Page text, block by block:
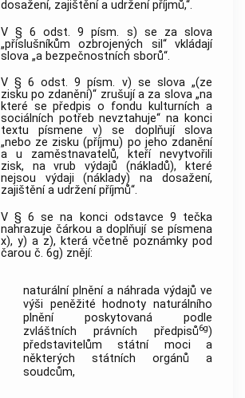
dosažení, zajištění a udržení příjmů,“.
V § 6 odst. 9 písm. s) se za slova
„příslušníkům ozbrojených sil“ vkládají
slova „a bezpečnostních sborů“.
V § 6 odst. 9 písm. v) se slova „(ze
zisku po zdanění)“ zrušují a za slova „na
které se předpis o fondu kulturních a
sociálních potřeb nevztahuje“ na konci
textu písmene v) se doplňují slova
„nebo ze zisku (příjmu) po jeho zdanění
a u zaměstnavatelů, kteří nevytvořili
zisk, na vrub výdajů (nákladů), které
nejsou výdaji (náklady) na dosažení,
zajištění a udržení příjmů“.
V § 6 se na konci odstavce 9 tečka
nahrazuje čárkou a doplňují se písmena
x), y) a z), která včetně poznámky pod
čarou č. 6g) znějí:
naturální plnění a náhrada výdajů ve
výši peněžité hodnoty naturálního
plnění poskytovaná podle
zvláštních právních předpisů6g)
představitelům státní moci a
některých státních orgánů a
soudcům,